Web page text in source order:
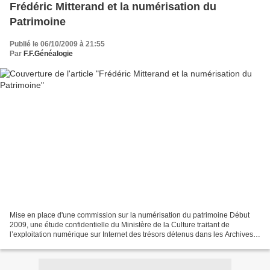
Frédéric Mitterand et la numérisation du
Patrimoine
Publié le 06/10/2009 à 21:55
Par F.F.Généalogie
Mise en place d'une commission sur la numérisation du patrimoine Début
2009, une étude confidentielle du Ministère de la Culture traitant de
l’exploitation numérique sur Internet des trésors détenus dans les Archives